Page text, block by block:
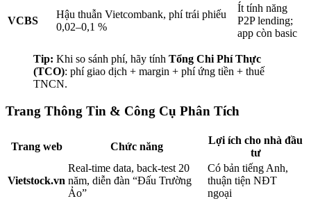
VCBS
Hậu thuẫn Vietcombank, phí trái phiếu
0,02–0,1 %
Ít tính năng
P2P lending;
app còn basic
Tip: Khi so sánh phí, hãy tính Tổng Chi Phí Thực
(TCO): phí giao dịch + margin + phí ứng tiền + thuế
TNCN.
Trang Thông Tin & Công Cụ Phân Tích
Trang web Chức năng
Lợi ích cho nhà đầu
tư
Vietstock.vn
Real-time data, back-test 20
năm, diễn đàn “Đấu Trường
Ảo”
Có bản tiếng Anh,
thuận tiện NĐT
ngoại